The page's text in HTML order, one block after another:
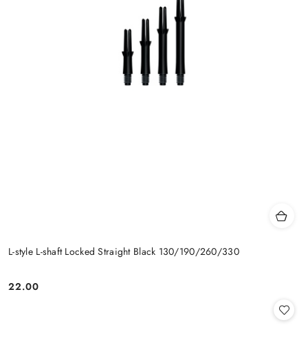
L-style L-shaft Locked Straight Black 130/190/260/330
Cena:
22.00